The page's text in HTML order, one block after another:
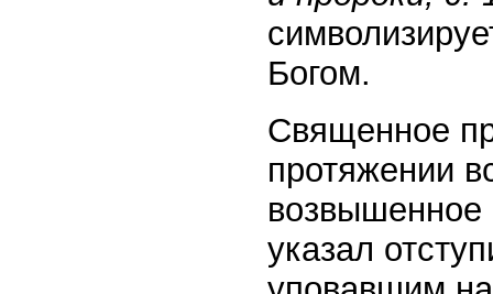
Богом.
Священное
протяжении
возвышенное
указал